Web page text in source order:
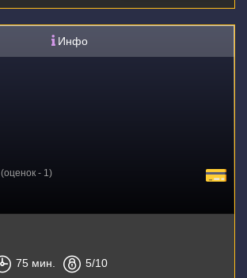
Инфо
(оценок - 1)
75 мин. 5/10